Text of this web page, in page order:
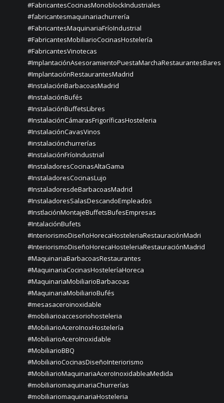
#FabricantesCocinasMonoblockIndustriales
#fabricantesmaquinariachurrería
#FabricantesMaquinariaFríoIndustrial
#FabricantesMobiliarioCocinasHostelería
#FabricantesVinotecas
#ImplantaciónAsesoramientoPuestaMarchaRestaurantesBares
#ImplantaciónRestaurantesMadrid
#InstalaciónBarbacoasMadrid
#InstalaciónBufés
#InstalaciónBuffetsLibres
#InstalaciónCámarasFrigoríficasHosteleria
#InstalaciónCavasVinos
#instalaciónchurrerías
#InstalaciónFríoIndustrial
#InstaladoresCocinasAltaGama
#InstaladoresCocinasLujo
#InstaladoresdeBarbacoasMadrid
#InstaladoresSalasDescandoEmpleados
#InstlaciónMontajeBuffetsBufesEmpresas
#IntalaciónBufets
#InteriorismoDiseñoHorecaHosteleriaRestauraciónMadri
#InteriorismoDiseñoHorecaHosteleriaRestauraciónMadrid
#MaquinariaBarbacoasRestaurantes
#MaquinariaCocinasHosteleríaHoreca
#MaquinariaMobiliarioBarbacoas
#MaquinariaMobiliarioBufés
#mesasaceroinoxidable
#mobiliarioaccesoriohosteleria
#MobiliarioAceroInoxHostelería
#MobiliarioAceroInoxidable
#MobiliarioBBQ
#MobiliarioCocinasDiseñoInteriorismo
#MobiliarioMaquinariaAceroInoxidableaMedida
#mobiliariomaquinariaChurrerías
#mobiliariomaquinariaHosteleria